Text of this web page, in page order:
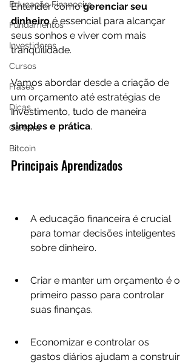
Educação Financeira
Fundamentos
Investidores
Cursos
Frases
Dicas
Carteira
Bitcoin
Entender como gerenciar seu
dinheiro é essencial para alcançar
seus sonhos e viver com mais
tranquilidade.
Vamos abordar desde a criação de
um orçamento até estratégias de
investimento, tudo de maneira
simples e prática.
Principais Aprendizados
A educação financeira é crucial
para tomar decisões inteligentes
sobre dinheiro.
Criar e manter um orçamento é o
primeiro passo para controlar
suas finanças.
Economizar e controlar os
gastos diários ajudam a construir